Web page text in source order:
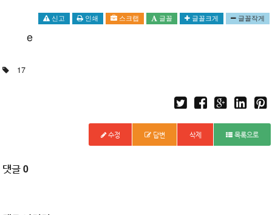
Community
신고 인쇄 스크랩 글꼴 글꼴크게 글꼴작게
e
17
수정 답변 삭제 목록으로
댓글 0